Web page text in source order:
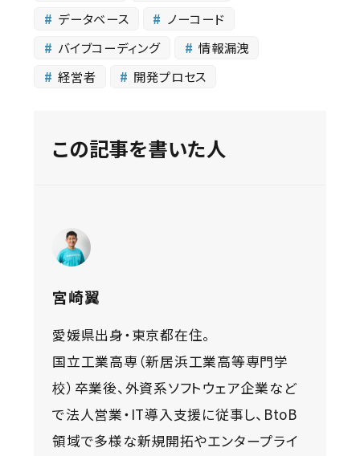
データベース
ノーコード
バイブコーディング
情報漏洩
経営者
開発プロセス
この記事を書いた人
宮崎翼
愛媛県出身・東京都在住。
国立工業高専（新居浜工業高等専門学
校）卒業後、外資系ソフトウェア企業など
で法人営業・IT導入支援に従事し、BtoB
領域で多様な新規開拓やエンタープライ